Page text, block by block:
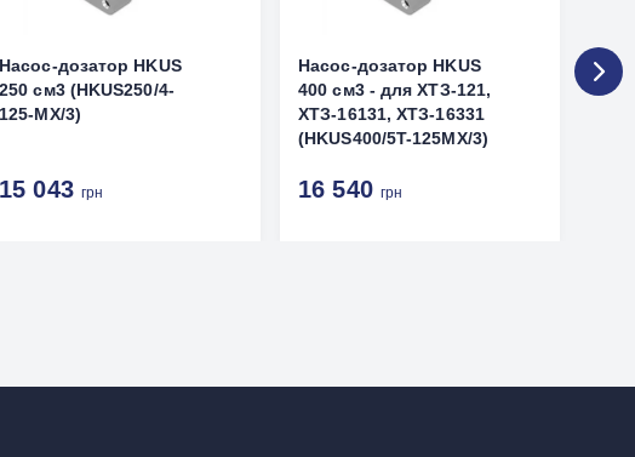
Насос-дозатор HKUS
250 см3 (HKUS250/4-
125-МХ/3)
15 043грн
Насос-дозатор HKUS
400 см3 - для ХТЗ-121,
ХТЗ-16131, ХТЗ-16331
(HKUS400/5T-125MX/3)
16 540грн
80